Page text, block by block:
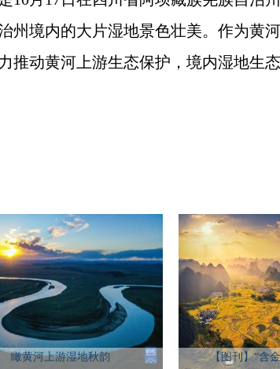
州境内的大片湿地景色壮美。作为黄
推动黄河上游生态保护，境内湿地生
瞰黄河上游湿地秋韵 【图刊】“含